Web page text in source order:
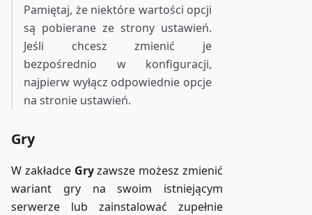
Pamiętaj, że niektóre wartości opcji
są pobierane ze strony ustawień.
Jeśli chcesz zmienić je
bezpośrednio w konfiguracji,
najpierw wyłącz odpowiednie opcje
na stronie ustawień.
Gry
W zakładce Gryzawsze możesz zmienić
wariant gry na swoim istniejącym
serwerze lub zainstalować zupełnie